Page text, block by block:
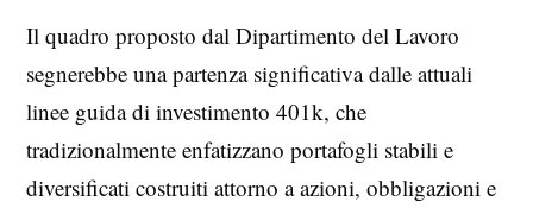
Il quadro proposto dal Dipartimento del Lavoro
segnerebbe una partenza significativa dalle attuali
linee guida di investimento 401k, che
tradizionalmente enfatizzano portafogli stabili e
diversificati costruiti attorno a azioni, obbligazioni e